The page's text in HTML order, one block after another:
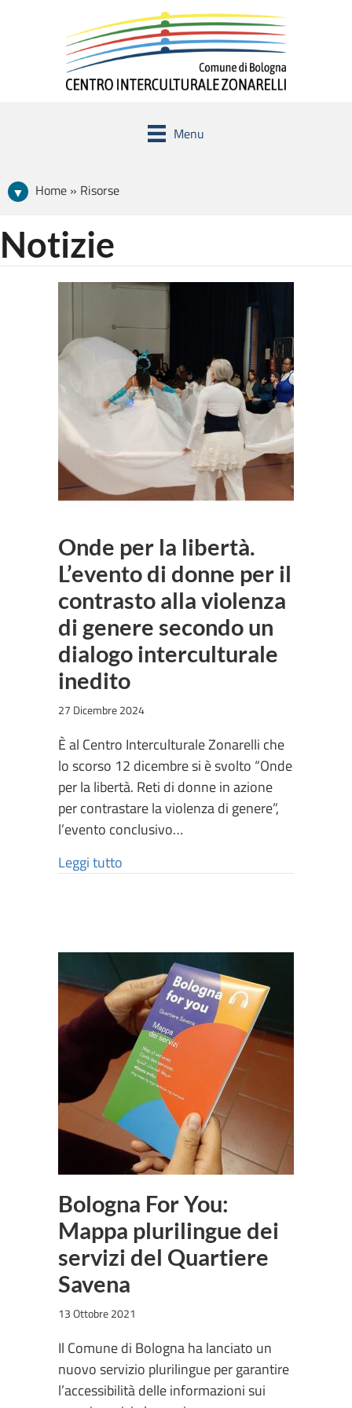
Menu
Home » Risorse
Notizie
Onde per la libertà.
L’evento di donne per il
contrasto alla violenza
di genere secondo un
dialogo interculturale
inedito
27 Dicembre 2024
È al Centro Interculturale Zonarelli che
lo scorso 12 dicembre si è svolto “Onde
per la libertà. Reti di donne in azione
per contrastare la violenza di genere”,
l’evento conclusivo…
Leggi tutto
Bologna For You:
Mappa plurilingue dei
servizi del Quartiere
Savena
13 Ottobre 2021
Il Comune di Bologna ha lanciato un
nuovo servizio plurilingue per garantire
l’accessibilità delle informazioni sui